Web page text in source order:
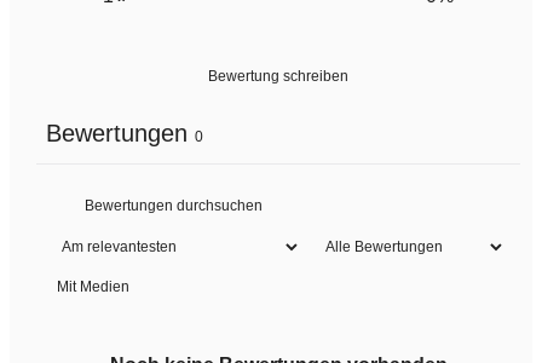
Bewertung schreiben
Bewertungen 0
Mit Medien